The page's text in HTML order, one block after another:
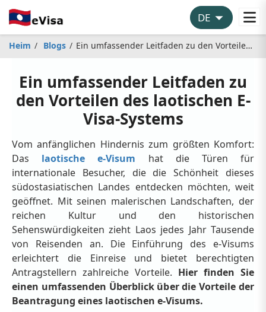
Heim Blogs Ein umfassender Leitfaden zu den Vorteilen des laotischen E-Visa-Systems
Ein umfassender Leitfaden zu
den Vorteilen des laotischen E-
Visa-Systems
Vom anfänglichen Hindernis zum größten Komfort:
Das laotische e-Visum hat die Türen für
internationale Besucher, die die Schönheit dieses
südostasiatischen Landes entdecken möchten, weit
geöffnet. Mit seinen malerischen Landschaften, der
reichen Kultur und den historischen
Sehenswürdigkeiten zieht Laos jedes Jahr Tausende
von Reisenden an. Die Einführung des e-Visums
erleichtert die Einreise und bietet berechtigten
Antragstellern zahlreiche Vorteile. Hier finden Sie
einen umfassenden Überblick über die Vorteile der
Beantragung eines laotischen e-Visums.